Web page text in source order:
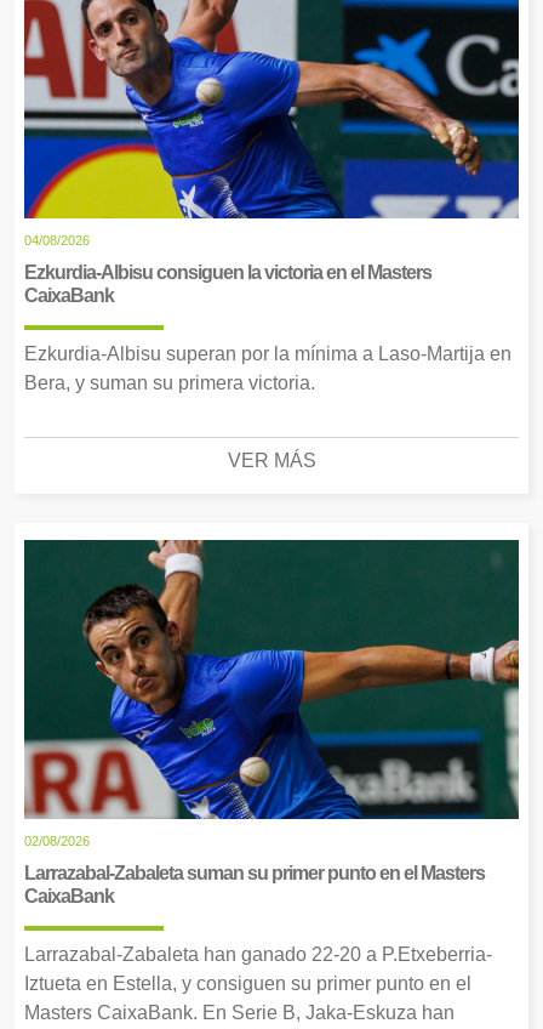
04/08/2026
Ezkurdia-Albisu consiguen la victoria en el Masters
CaixaBank
Ezkurdia-Albisu superan por la mínima a Laso-Martija en
Bera, y suman su primera victoria.
VER MÁS
02/08/2026
Larrazabal-Zabaleta suman su primer punto en el Masters
CaixaBank
Larrazabal-Zabaleta han ganado 22-20 a P.Etxeberria-
Iztueta en Estella, y consiguen su primer punto en el
Masters CaixaBank. En Serie B, Jaka-Eskuza han